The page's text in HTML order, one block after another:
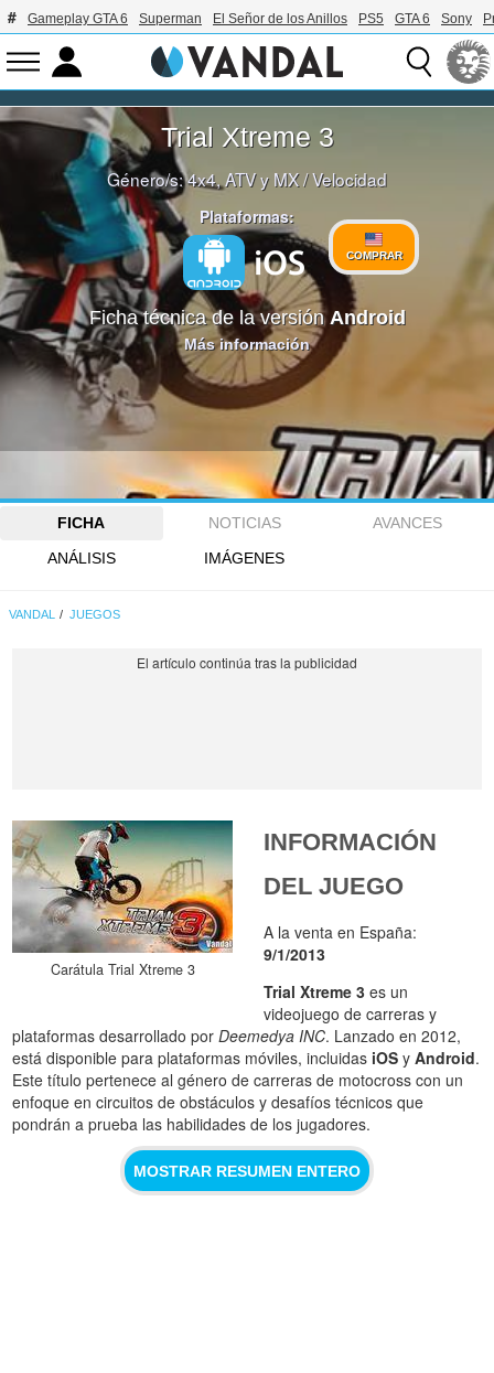
Gameplay GTA 6 Superman El Señor de los Anillos PS5 GTA 6 Sony
Trial Xtreme 3
Género/s:4x4, ATV y MX/Velocidad
Plataformas:
COMPRAR
Ficha técnica de la versiónAndroid
Más información
FICHA NOTICIAS
AVANCES
ANÁLISIS
IMÁGENES
VANDAL JUEGOS
Carátula Trial Xtreme 3
INFORMACIÓN
DEL JUEGO
A la venta en España:
9/1/2013
Trial Xtreme 3 es un
videojuego de carreras y
plataformas desarrollado porDeemedya INC. Lanzado en 2012,
está disponible para plataformas móviles, incluidas iOS yAndroid.
Este título pertenece al género de carreras de motocross con un
enfoque en circuitos de obstáculos y desafíos técnicos que
pondrán a prueba las habilidades de los jugadores.
MOSTRAR RESUMEN ENTERO